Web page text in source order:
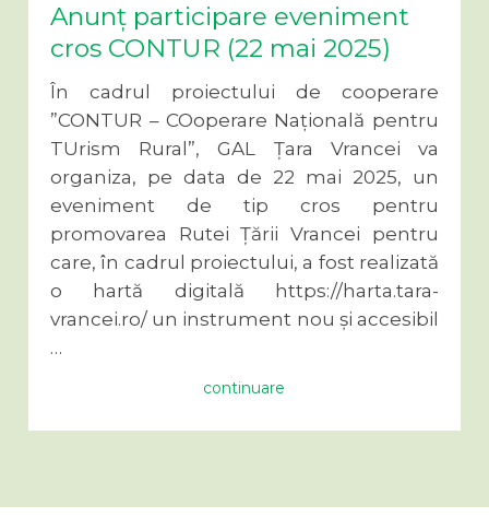
Anunț participare eveniment
cros CONTUR (22 mai 2025)
În cadrul proiectului de cooperare
”CONTUR – COoperare Națională pentru
TUrism Rural”, GAL Țara Vrancei va
organiza, pe data de 22 mai 2025, un
eveniment de tip cros pentru
promovarea Rutei Țării Vrancei pentru
care, în cadrul proiectului, a fost realizată
o hartă digitală https://harta.tara-
vrancei.ro/ un instrument nou și accesibil
…
continuare